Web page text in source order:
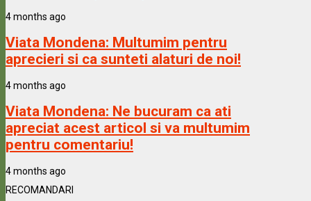
4 months ago
Viata Mondena: Multumim pentru
aprecieri si ca sunteti alaturi de noi!
4 months ago
Viata Mondena: Ne bucuram ca ati
apreciat acest articol si va multumim
pentru comentariu!
4 months ago
RECOMANDARI